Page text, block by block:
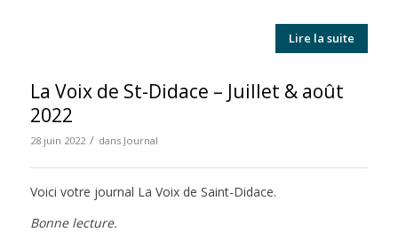
Lire la suite
La Voix de St-Didace – Juillet & août
2022
28 juin 2022 / dans Journal
Voici votre journal La Voix de Saint-Didace.
Bonne lecture.